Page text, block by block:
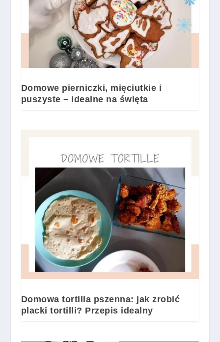
Domowe pierniczki, mięciutkie i
puszyste – idealne na święta
Domowa tortilla pszenna: jak zrobić
placki tortilli? Przepis idealny